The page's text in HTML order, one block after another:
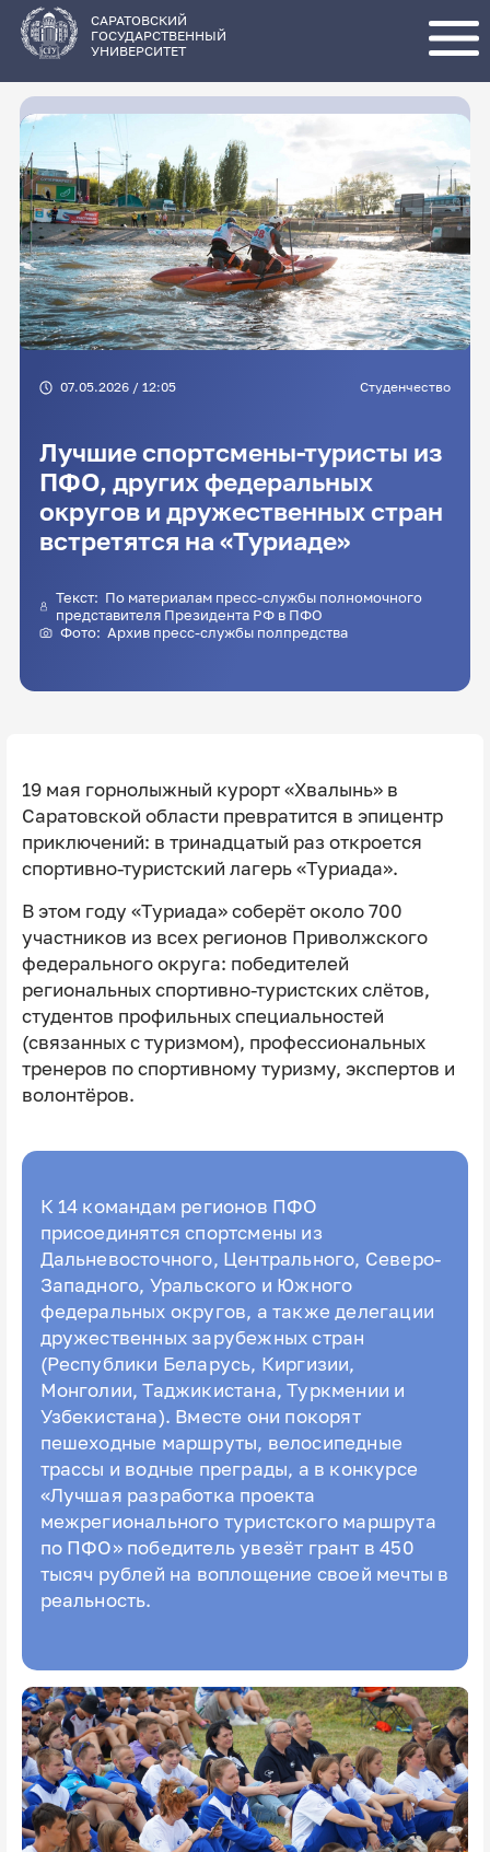
основному
содержанию
САРАТОВСКИЙ
ГОСУДАРСТВЕННЫЙ
УНИВЕРСИТЕТ
07.05.2026 / 12:05 Студенчество
Лучшие спортсмены-туристы из
ПФО, других федеральных
округов и дружественных стран
встретятся на «Туриаде»
Текст: По материалам пресс-службы полномочного
представителя Президента РФ в ПФО
Фото: Архив пресс-службы полпредства
19 мая горнолыжный курорт «Хвалынь» в
Саратовской области превратится в эпицентр
приключений: в тринадцатый раз откроется
спортивно-туристский лагерь «Туриада».
В этом году «Туриада» соберёт около 700
участников из всех регионов Приволжского
федерального округа: победителей
региональных спортивно-туристских слётов,
студентов профильных специальностей
(связанных с туризмом), профессиональных
тренеров по спортивному туризму, экспертов и
волонтёров.
К 14 командам регионов ПФО
присоединятся спортсмены из
Дальневосточного, Центрального, Северо-
Западного, Уральского и Южного
федеральных округов, а также делегации
дружественных зарубежных стран
(Республики Беларусь, Киргизии,
Монголии, Таджикистана, Туркмении и
Узбекистана). Вместе они покорят
пешеходные маршруты, велосипедные
трассы и водные преграды, а в конкурсе
«Лучшая разработка проекта
межрегионального туристского маршрута
по ПФО» победитель увезёт грант в 450
тысяч рублей на воплощение своей мечты в
реальность.